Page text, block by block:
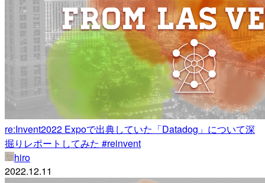
re:Invent2022 Expoで出典していた「Datadog」について深
掘りレポートしてみた #reinvent
hiro
2022.12.11